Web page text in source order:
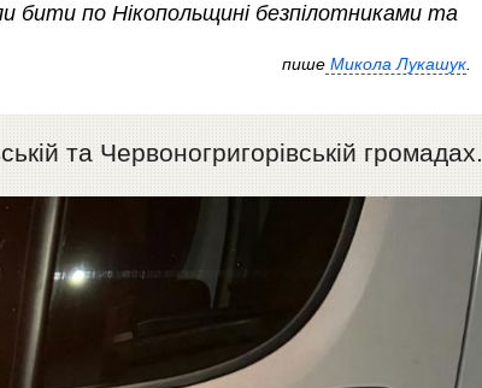
бити по Нікопольщині безпілотниками та
пишеМикола Лукашук.
та Червоногригорівській громадах.